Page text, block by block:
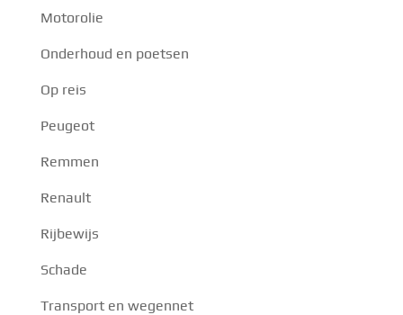
Motorolie
Onderhoud en poetsen
Op reis
Peugeot
Remmen
Renault
Rijbewijs
Schade
Transport en wegennet